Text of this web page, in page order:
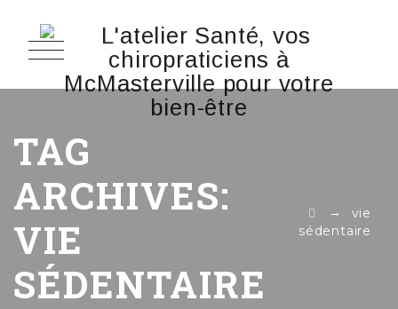
TAG
ARCHIVES:
VIE
SÉDENTAIRE
→ vie
sédentaire